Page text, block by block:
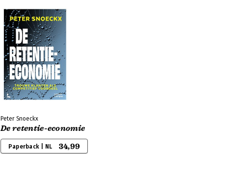
Peter Snoeckx
De retentie-economie
Paperback | NL 34,99